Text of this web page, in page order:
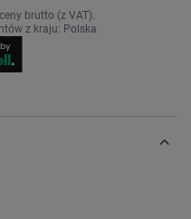
brutto (z VAT).
z kraju: Polska.